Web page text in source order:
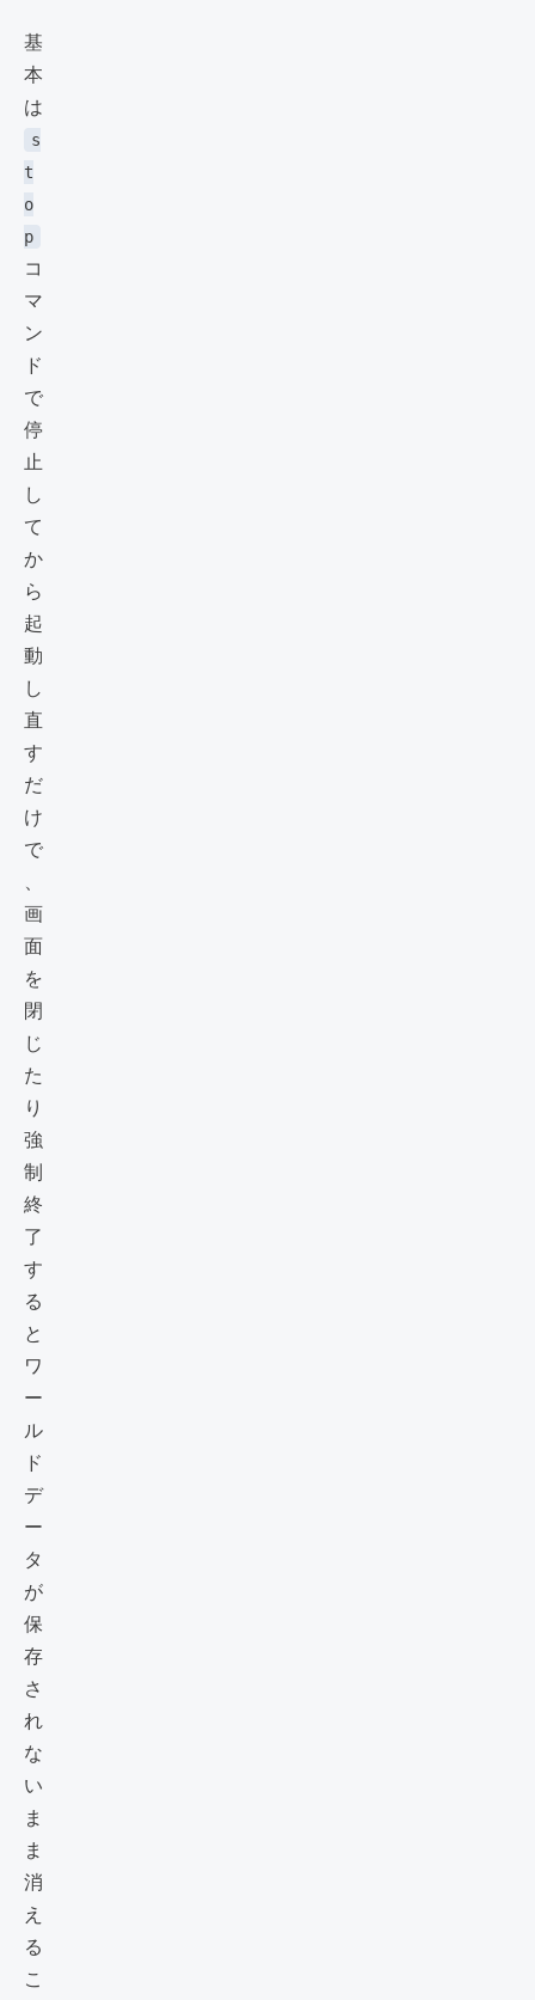
基
本
は
s
t
o
p
コ
マ
ン
ド
で
停
止
し
て
か
ら
起
動
し
直
す
だ
け
で
画
面
を
閉
じ
た
り
強
制
終
了
す
る
と
ワ
ー
ル
ド
デ
ー
タ
が
保
存
さ
れ
な
い
ま
ま
消
え
る
こ